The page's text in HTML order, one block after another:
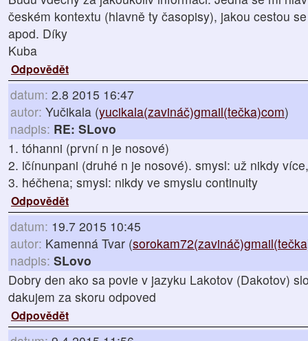
českém kontextu (hlavně ty časopisy), jakou cestou
apod. Díky
Kuba
Odpovědět
datum: 2.8 2015 16:47
autor: Yučikala (yucikala(zavináč)gmail(tečka)com)
nadpis: RE: SLovo
1. tóhanni (první n je nosové)
2. ičínunpani (druhé n je nosové). smysl: už nikdy
3. héčhena; smysl: nikdy ve smyslu continuity
Odpovědět
datum: 19.7 2015 10:45
autor: Kamenná Tvar (
nadpis: SLovo
Dobry den ako sa povie v jazyku Lakotov (Dakotov)
dakujem za skoru odpoved
Odpovědět